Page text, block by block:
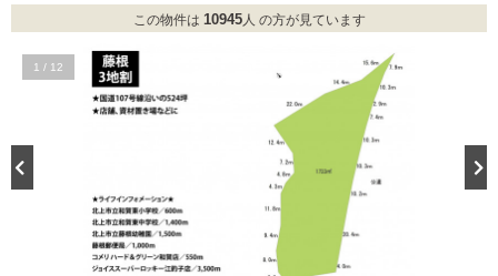
この物件は 10945人 の方が見ています
1 / 12